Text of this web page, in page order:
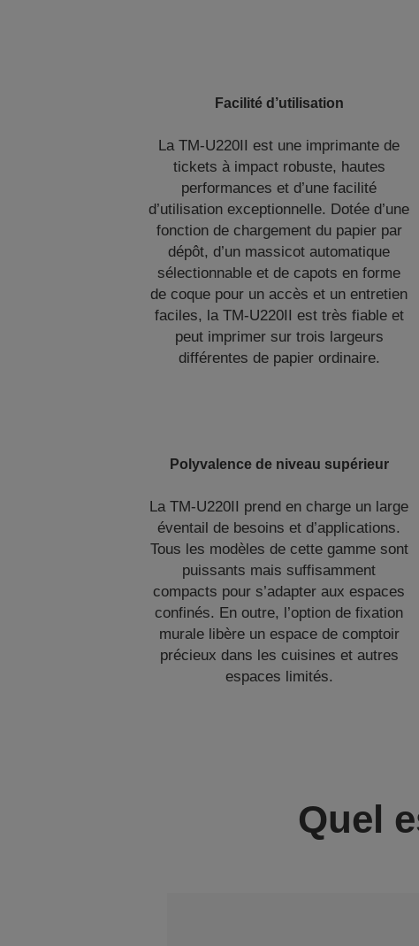
Facilité d’utilisation
La TM-U220II est une imprimante de
tickets à impact robuste, hautes
performances et d’une facilité
d’utilisation exceptionnelle. Dotée d’une
fonction de chargement du papier par
dépôt, d’un massicot automatique
sélectionnable et de capots en forme
de coque pour un accès et un entretien
faciles, la TM-U220II est très fiable et
peut imprimer sur trois largeurs
différentes de papier ordinaire.
Polyvalence de niveau supérieur
La TM-U220II prend en charge un large
éventail de besoins et d’applications.
Tous les modèles de cette gamme sont
puissants mais suffisamment
compacts pour s’adapter aux espaces
confinés. En outre, l’option de fixation
murale libère un espace de comptoir
précieux dans les cuisines et autres
espaces limités.
Quel